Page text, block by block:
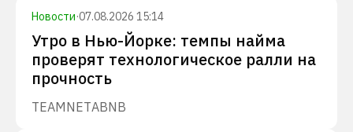
Новости·07.08.2026 15:14
Утро в Нью-Йорке: темпы найма
проверят технологическое ралли на
прочность
TEAMNETABNB